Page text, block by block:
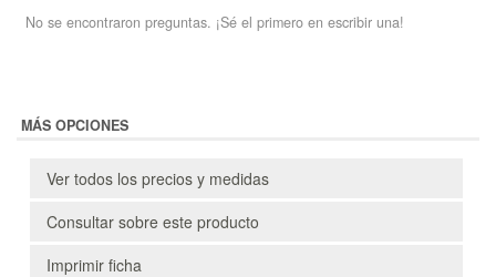
No se encontraron preguntas. ¡Sé el primero en escribir una!
MÁS OPCIONES
Ver todos los precios y medidas
Consultar sobre este producto
Imprimir ficha